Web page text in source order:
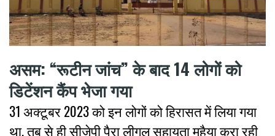
असम: “रूटीन जांच” के बाद 14 लोगों को
डिटेंशन कैंप भेजा गया
31 अक्टूबर 2023 को इन लोगों को हिरासत में लिया गया
था, तब से ही सीजेपी पैरा लीगल सहायता मुहैया करा रही